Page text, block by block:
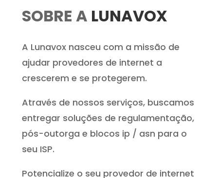
SOBRE A LUNAVOX
A Lunavox nasceu com a missão de
ajudar provedores de internet a
crescerem e se protegerem.
Através de nossos serviços, buscamos
entregar soluções de regulamentação,
pós-outorga e blocos ip / asn para o
seu ISP.
Potencialize o seu provedor de internet